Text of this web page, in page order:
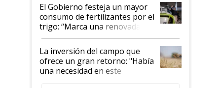
El Gobierno festeja un mayor
consumo de fertilizantes por el
trigo: “Marca una renovada
confianza de los productores”
La inversión del campo que
ofrece un gran retorno: "Había
una necesidad en este